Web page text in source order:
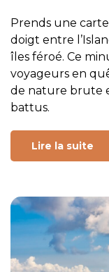
Prends une
doigt entre
îles féroé. Ce
voyageurs en
de nature brute
battus.
Lire la suite